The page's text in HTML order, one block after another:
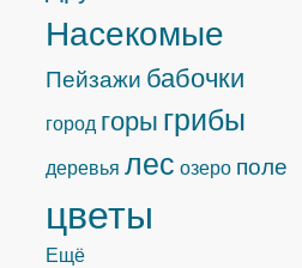
Насекомые
Пейзажи бабочки
город горыгрибы
деревья лес озеро поле
цветы
Ещё